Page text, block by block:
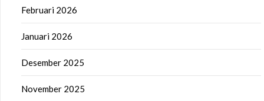
Februari 2026
Januari 2026
Desember 2025
November 2025